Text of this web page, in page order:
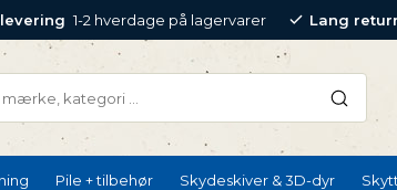
1-2 hverdage på lagervarer Lang
Pile + tilbehør Skydeskiver & 3D-dyr